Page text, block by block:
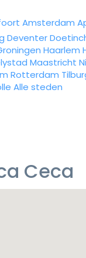
Amsterdam
Deventer
Haarlem
Maastricht
Rotterdam
Alle steden
Ceca